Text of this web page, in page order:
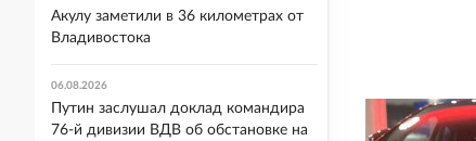
Акулу заметили в 36 километрах от
Владивостока
06.08.2026
Путин заслушал доклад командира
76-й дивизии ВДВ об обстановке на